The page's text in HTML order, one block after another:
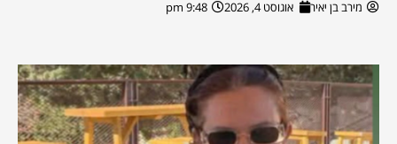
מירב בן יאיר אוגוסט 4, 2026 9:48 pm